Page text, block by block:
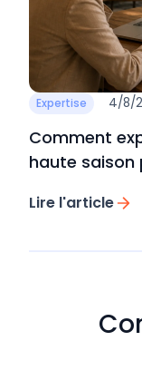
Expertise 4/8/
Comment
haute saison
Lire l'article